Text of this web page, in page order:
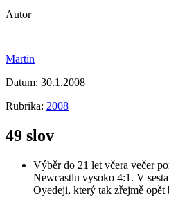
Autor
Martin
Datum: 30.1.2008
Rubrika: 2008
49 slov
Výběr do 21 let včera večer
Newcastlu vysoko 4:1. V
Oyedeji, který tak zřejmě